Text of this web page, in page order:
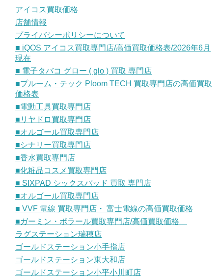
アイコス買取価格
店舗情報
プライバシーポリシーについて
■ iQOS アイコス買取専門店/高価買取価格表/2026年6月
現在
■ 電子タバコ グロー ( glo ) 買取 専門店
■プルーム・テック Ploom TECH 買取専門店の高価買取
価格表
■電動工具買取専門店
■リヤドロ買取専門店
■オルゴール買取専門店
■シナリー買取専門店
■香水買取専門店
■化粧品コスメ買取専門店
■ SIXPAD シックスパッド 買取 専門店
■オルゴール買取専門店
■ VVF 電線 買取専門店・ 富士電線の高価買取価格
■ガーミン・ポラール買取専門店/高価買取価格
ラグステーション瑞穂店
ゴールドステーション小手指店
ゴールドステーション東大和店
ゴールドステーション小平小川町店